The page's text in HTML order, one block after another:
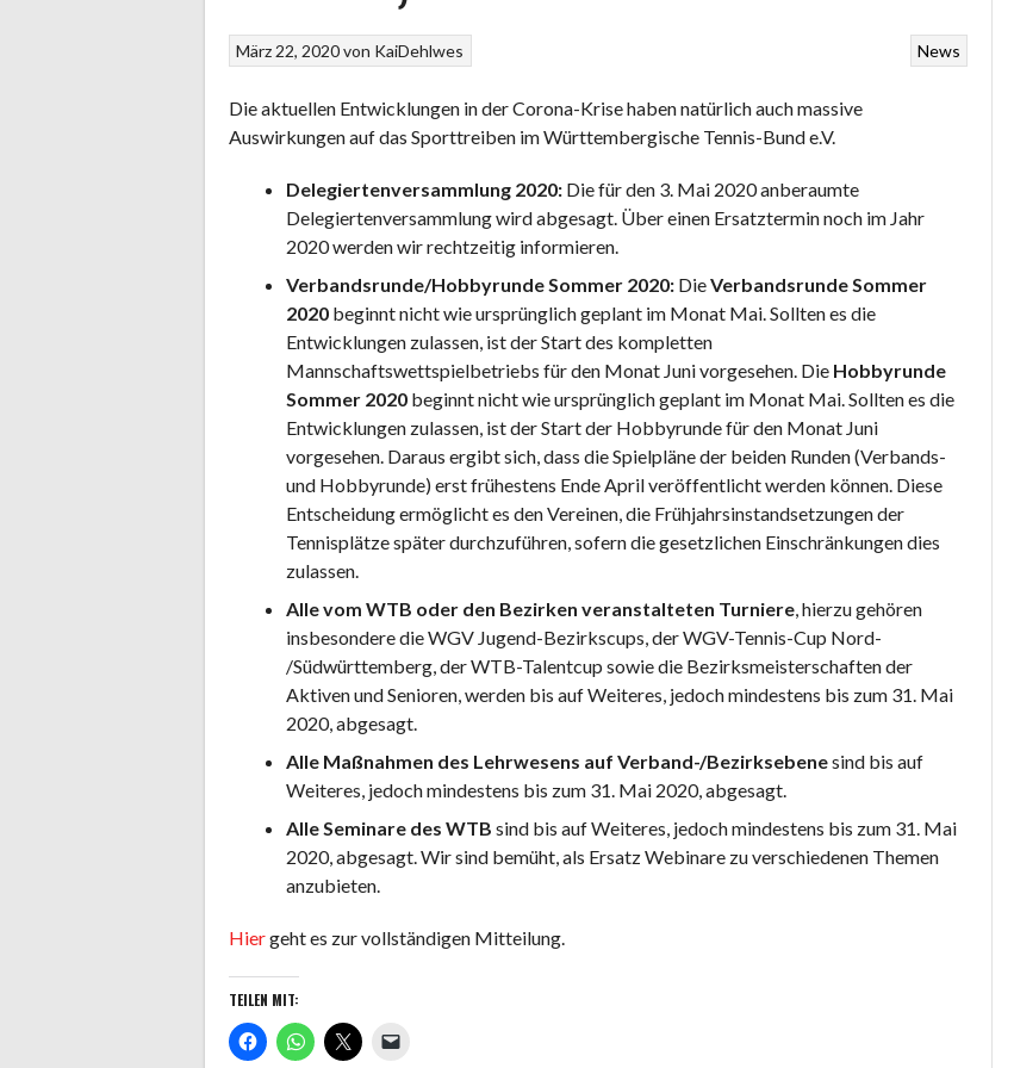
News
März 22, 2020von KaiDehlwes
Die aktuellen Entwicklungen in der Corona-Krise haben natürlich auch massive
Auswirkungen auf das Sporttreiben im Württembergische Tennis-Bund e.V.
Delegiertenversammlung 2020: Die für den 3. Mai 2020 anberaumte
Delegiertenversammlung wird abgesagt. Über einen Ersatztermin noch im Jahr
2020 werden wir rechtzeitig informieren.
Verbandsrunde/Hobbyrunde Sommer 2020: DieVerbandsrunde Sommer
2020 beginnt nicht wie ursprünglich geplant im Monat Mai. Sollten es die
Entwicklungen zulassen, ist der Start des kompletten
Mannschaftswettspielbetriebs für den Monat Juni vorgesehen. Die Hobbyrunde
Sommer 2020 beginnt nicht wie ursprünglich geplant im Monat Mai. Sollten es die
Entwicklungen zulassen, ist der Start der Hobbyrunde für den Monat Juni
vorgesehen. Daraus ergibt sich, dass die Spielpläne der beiden Runden (Verbands-
und Hobbyrunde) erst frühestens Ende April veröffentlicht werden können. Diese
Entscheidung ermöglicht es den Vereinen, die Frühjahrsinstandsetzungen der
Tennisplätze später durchzuführen, sofern die gesetzlichen Einschränkungen dies
zulassen.
Alle vom WTB oder den Bezirken veranstalteten Turniere , hierzu gehören
insbesondere die WGV Jugend-Bezirkscups, der WGV-Tennis-Cup Nord-
/Südwürttemberg, der WTB-Talentcup sowie die Bezirksmeisterschaften der
Aktiven und Senioren, werden bis auf Weiteres, jedoch mindestens bis zum 31. Mai
2020, abgesagt.
Alle Maßnahmen des Lehrwesens auf Verband-/Bezirksebenesind bis auf
Weiteres, jedoch mindestens bis zum 31. Mai 2020, abgesagt.
Alle Seminare des WTB sind bis auf Weiteres, jedoch mindestens bis zum 31. Mai
2020, abgesagt. Wir sind bemüht, als Ersatz Webinare zu verschiedenen Themen
anzubieten.
Hiergeht es zur vollständigen Mitteilung.
TEILEN MIT: